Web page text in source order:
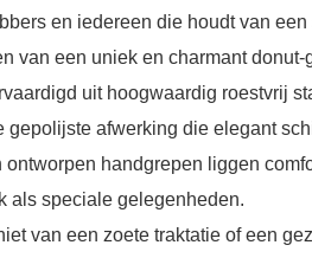
en iedereen die houdt van
van een uniek en charmant
uit hoogwaardig roestvrij
gepolijste afwerking die elegant
ontworpen handgrepen liggen
als speciale gelegenheden.
van een zoete traktatie of een